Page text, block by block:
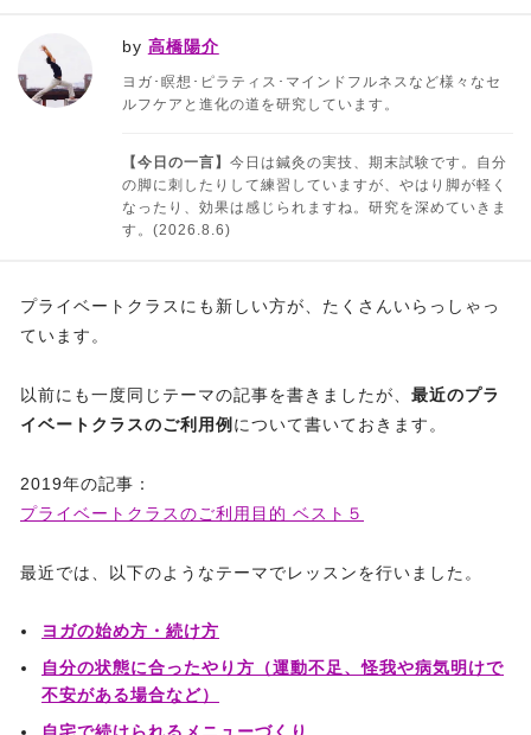
by 高橋陽介
ヨガ･瞑想･ピラティス･マインドフルネスなど様々なセ
ルフケアと進化の道を研究しています。
【今日の一言】 今日は鍼灸の実技、期末試験です。自分
の脚に刺したりして練習していますが、やはり脚が軽く
なったり、効果は感じられますね。研究を深めていきま
す。(2026.8.6)
プライベートクラスにも新しい方が、たくさんいらっしゃっ
ています。
以前にも一度同じテーマの記事を書きましたが、 最近のプラ
イベートクラスのご利用例 について書いておきます。
2019年の記事：
プライベートクラスのご利用目的 ベスト５
最近では、以下のようなテーマでレッスンを行いました。
ヨガの始め方・続け方
自分の状態に合ったやり方（運動不足、怪我や病気明けで
不安がある場合など）